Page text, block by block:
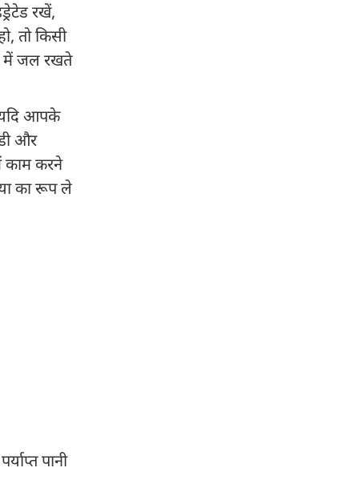
रखें,
तो किसी
में जल रखते
यदि आपके
और
काम करने
का रूप ले
पानी